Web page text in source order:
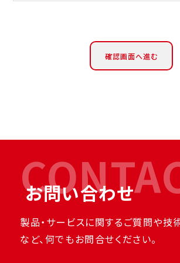
お問い合わせ
製品・サービスに関するご質問や技
など、何でもお問合せください。